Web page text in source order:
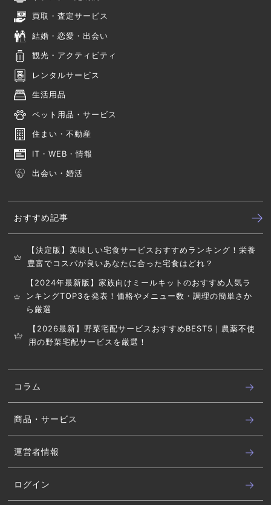
買取・査定サービス
結婚・恋愛・出会い
観光・アクティビティ
レンタルサービス
生活用品
ペット用品・サービス
住まい・不動産
IT・WEB・情報
出会い・婚活
おすすめ記事
【決定版】美味しい宅食サービスおすすめランキング！栄養
豊富でコスパが良いあなたに合った宅食はどれ？
【2024年最新版】家族向けミールキットのおすすめ人気ラ
ンキングTOP3を発表！価格やメニュー数・調理の簡単さか
ら厳選
【2026最新】野菜宅配サービスおすすめBEST5｜農薬不使
用の野菜宅配サービスを厳選！
コラム
商品・サービス
運営者情報
ログイン